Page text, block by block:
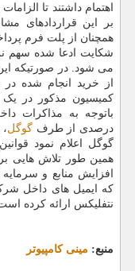
اهتمام داشتند تا
بر این قراردادهای
همچنان از پلت فرم
شکایت ادعا شده سهم
از خرید انجام شده
درصدی از طرف گوگل
گوگل اعلام نمود
همین طور تلاش هایی
افزایش منابع و
که ایمیل های داخل
نتفلیکس ارائه کرده
منبع: مینی كامپیوتر